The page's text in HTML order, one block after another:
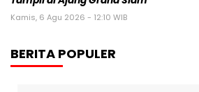
Kamis, 6 Agu 2026 - 12:10 WIB
BERITA POPULER